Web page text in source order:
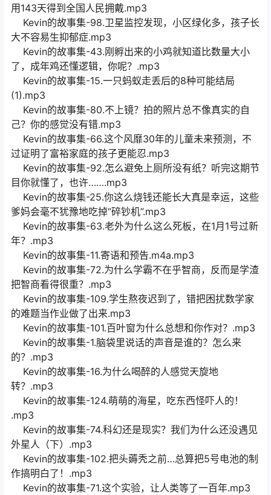
用143天得到全国人民拥戴.mp3
Kevin的故事集-98.卫星监控发现，小区绿化多，孩子长
大不容易生抑郁症.mp3
Kevin的故事集-43.刚孵出来的小鸡就知道比数量大小
了，成年鸡还懂逻辑，你呢？.mp3
Kevin的故事集-15.一只蚂蚁走丢后的8种可能结局
(1).mp3
Kevin的故事集-80.不上镜？拍的照片总不像真实的自
己？你的感觉没有错.mp3
Kevin的故事集-66.这个风靡30年的儿童未来预测，不
过证明了富裕家庭的孩子更能忍.mp3
Kevin的故事集-92.怎么避免上厕所没有纸？听完这期节
目你就懂了，也许…….mp3
Kevin的故事集-25.你这么烧钱还能长大真是幸运，这些
爹妈会毫不犹豫地吃掉“碎钞机”.mp3
Kevin的故事集-63.老外为什么这么死板，在1月1号过新
年？.mp3
Kevin的故事集-11.寄语和预告.m4a.mp3
Kevin的故事集-72.为什么学霸不在乎智商，反而是学渣
把智商看得很重？.mp3
Kevin的故事集-109.学生熬夜迟到了，错把困扰数学家
的难题当作业做了出来.mp3
Kevin的故事集-101.百叶窗为什么总想和你作对？.mp3
Kevin的故事集-1.脑袋里说话的声音是谁的？怎么来
的？.mp3
Kevin的故事集-16.为什么喝醉的人感觉天旋地
转？.mp3
Kevin的故事集-124.萌萌的海星，吃东西怪吓人的！
.mp3
Kevin的故事集-74.科幻还是现实？我们为什么还没遇见
外星人（下）.mp3
Kevin的故事集-102.把头薅秃之前…总算把5号电池的制
作搞明白了！.mp3
Kevin的故事集-71.这个实验，让人类等了一百年.mp3